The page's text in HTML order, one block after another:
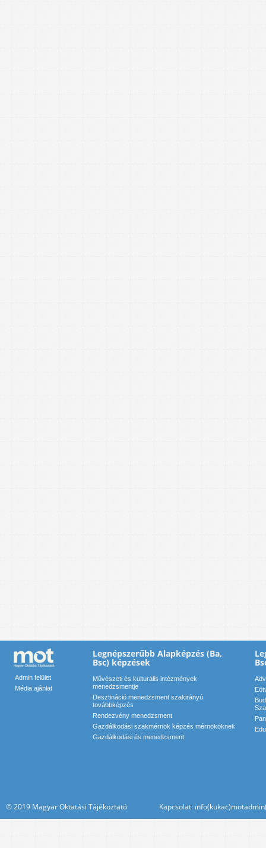
Admin felület
Média ajánlat
Legnépszerűbb Alapképzés (Ba,
Bsc) képzések
Művészeti és kulturális intézmények
menedzsmentje
Desztináció menedzsment szakirányú
továbbképzés
Rendezvény menedzsment
Gazdálkodási szakmérnök képzés mérnököknek
Gazdálkodási és menedzsment
© 2019 Magyar Oktatási Tájékoztató Kapcsolat: